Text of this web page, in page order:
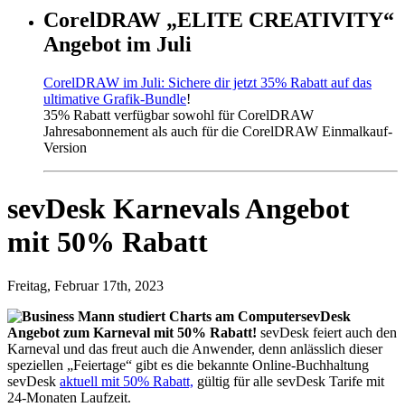
CorelDRAW „ELITE CREATIVITY“
Angebot im Juli
CorelDRAW im Juli: Sichere dir jetzt 35% Rabatt auf das
ultimative Grafik-Bundle!
35% Rabatt verfügbar sowohl für CorelDRAW
Jahresabonnement als auch für die CorelDRAW Einmalkauf-
Version
sevDesk Karnevals Angebot
mit 50% Rabatt
Freitag, Februar 17th, 2023
sevDesk
Angebot zum Karneval mit 50% Rabatt! sevDesk feiert auch den
Karneval und das freut auch die Anwender, denn anlässlich dieser
speziellen „Feiertage“ gibt es die bekannte Online-Buchhaltung
sevDesk aktuell mit 50% Rabatt, gültig für alle sevDesk Tarife mit
24-Monaten Laufzeit.